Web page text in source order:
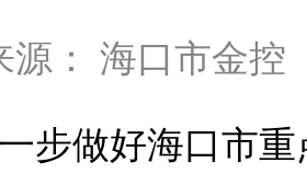
源： 海口市金控
做好海口市重